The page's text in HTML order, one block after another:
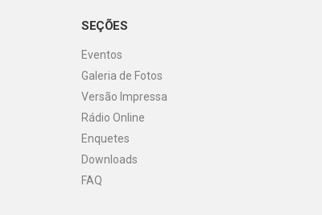
SEÇÕES
Eventos
Galeria de Fotos
Versão Impressa
Rádio Online
Enquetes
Downloads
FAQ